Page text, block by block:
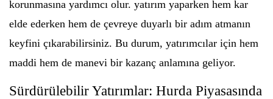
korunmasına yardımcı olur. yatırım yaparken hem kar
elde ederken hem de çevreye duyarlı bir adım atmanın
keyfini çıkarabilirsiniz. Bu durum, yatırımcılar için hem
maddi hem de manevi bir kazanç anlamına geliyor.
Sürdürülebilir Yatırımlar: Hurda Piyasasında